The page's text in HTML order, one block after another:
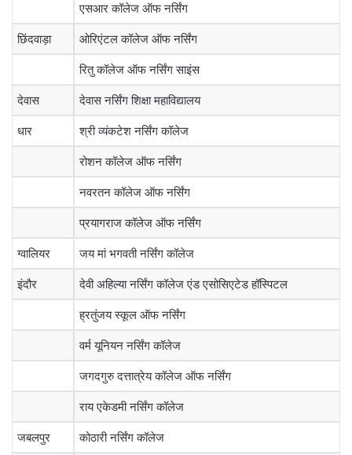
एसआर कॉलेज ऑफ नर्सिंग
छिंदवाड़ा ओरिएंटल कॉलेज ऑफ नर्सिंग
रितु कॉलेज ऑफ नर्सिंग साइंस
देवास देवास नर्सिंग शिक्षा महाविद्यालय
धार श्री व्यंकटेश नर्सिंग कॉलेज
रोशन कॉलेज ऑफ नर्सिंग
नवरतन कॉलेज ऑफ नर्सिंग
प्रयागराज कॉलेज ऑफ नर्सिंग
ग्वालियर जय मां भगवती नर्सिंग कॉलेज
इंदौर देवी अहिल्या नर्सिंग कॉलेज एंड एसोसिएटेड हॉस्पिटल
ह्रतुंजय स्कूल ऑफ नर्सिंग
वर्म यूनियन नर्सिंग कॉलेज
जगदगुरु दत्तात्रेय कॉलेज ऑफ नर्सिंग
राय एकेडमी नर्सिंग कॉलेज
जबलपुर कोठारी नर्सिंग कॉलेज